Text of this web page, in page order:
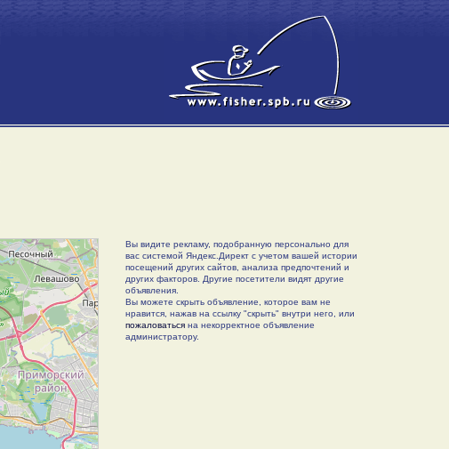
Вы видите рекламу, подобранную персонально для
вас системой Яндекс.Директ с учетом вашей истории
посещений других сайтов, анализа предпочтений и
других факторов. Другие посетители видят другие
объявления.
Вы можете скрыть объявление, которое вам не
нравится, нажав на ссылку "скрыть" внутри него, или
пожаловатьсяна некорректное объявление
администратору.